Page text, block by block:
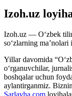
Izoh.uz
Izoh.uz — O‘zbek
so‘zlarning
Yillar davomida
o‘rganuvchilar,
boshqalar uchun
aylantirganmiz.
Sarlavha.com